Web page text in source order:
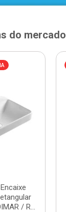
do mercado
/ R...